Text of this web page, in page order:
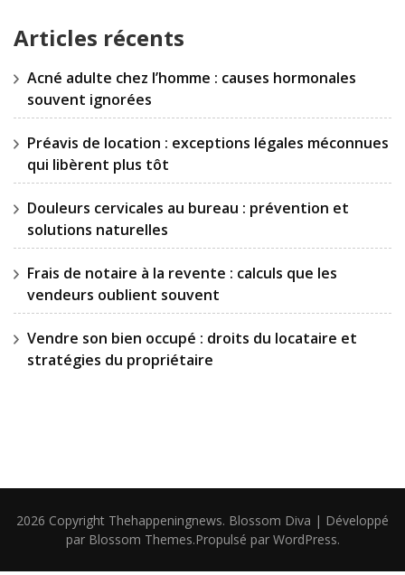
Articles récents
Acné adulte chez l’homme : causes hormonales
souvent ignorées
Préavis de location : exceptions légales méconnues
qui libèrent plus tôt
Douleurs cervicales au bureau : prévention et
solutions naturelles
Frais de notaire à la revente : calculs que les
vendeurs oublient souvent
Vendre son bien occupé : droits du locataire et
stratégies du propriétaire
2026 Copyright Thehappeningnews. Blossom Diva | Développé
par Blossom Themes.Propulsé par WordPress.